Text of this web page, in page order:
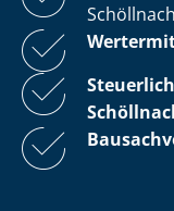
Schöllnach